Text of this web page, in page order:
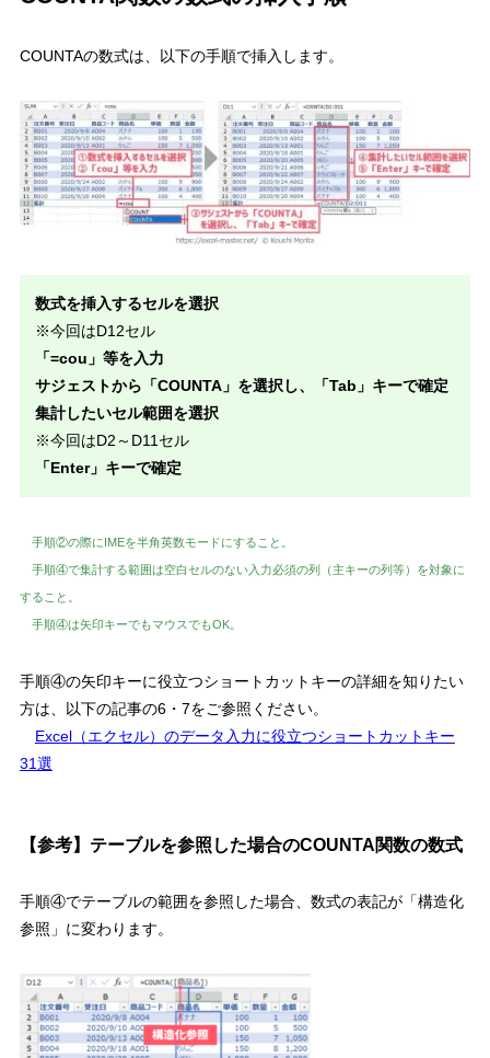
COUNTAの数式は、以下の手順で挿入します。
数式を挿入するセルを選択
※今回はD12セル
「=cou」等を入力
サジェストから「COUNTA」を選択し、「Tab」キーで確定
集計したいセル範囲を選択
※今回はD2～D11セル
「Enter」キーで確定
手順②の際にIMEを半角英数モードにすること。
手順④で集計する範囲は空白セルのない入力必須の列（主キーの列等）を対象に
すること。
手順④は矢印キーでもマウスでもOK。
手順④の矢印キーに役立つショートカットキーの詳細を知りたい
方は、以下の記事の6・7をご参照ください。
Excel（エクセル）のデータ入力に役立つショートカットキー
31選
【参考】テーブルを参照した場合のCOUNTA関数の数式
手順④でテーブルの範囲を参照した場合、数式の表記が「構造化
参照」に変わります。